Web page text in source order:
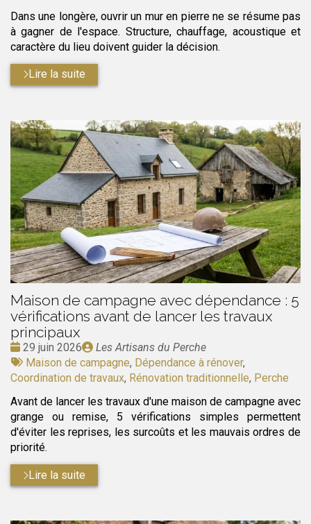
Dans une longère, ouvrir un mur en pierre ne se résume pas
à gagner de l'espace. Structure, chauffage, acoustique et
caractère du lieu doivent guider la décision.
Lire la suite
Maison de campagne avec dépendance : 5
vérifications avant de lancer les travaux
principaux
Date
:
29 juin 2026
Publié
par
Les Artisans du Perche
Tags
:
Maison de campagne, Dépendance à rénover,
Coordination de travaux, Rénovation traditionnelle, Perche
Avant de lancer les travaux d'une maison de campagne avec
grange ou remise, 5 vérifications simples permettent
d'éviter les reprises, les surcoûts et les mauvais ordres de
priorité.
Lire la suite